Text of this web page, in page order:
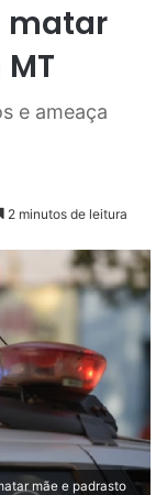
matar
e ameaça
2 minutos de leitura
mãe e padrasto